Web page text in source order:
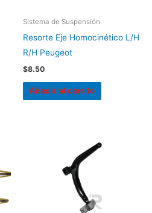
Sistema de Suspensión
Resorte Eje Homocinético L/H
R/H Peugeot
$8.50
Añadir al carrito